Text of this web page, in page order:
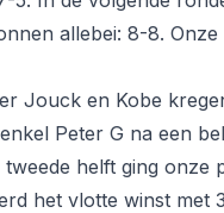
allebei: 8-8.
Jouck en Kobe
Peter G na een
helft ging onze
het vlotte winst met